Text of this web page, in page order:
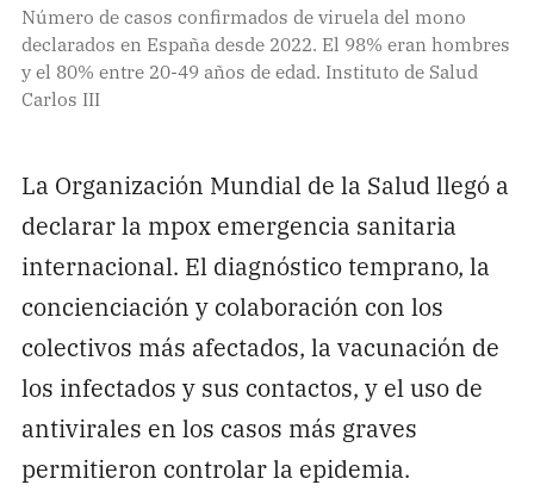
Número de casos confirmados de viruela del mono
declarados en España desde 2022. El 98% eran hombres
y el 80% entre 20-49 años de edad. Instituto de Salud
Carlos III
La Organización Mundial de la Salud llegó a
declarar la mpox emergencia sanitaria
internacional. El diagnóstico temprano, la
concienciación y colaboración con los
colectivos más afectados, la vacunación de
los infectados y sus contactos, y el uso de
antivirales en los casos más graves
permitieron controlar la epidemia.